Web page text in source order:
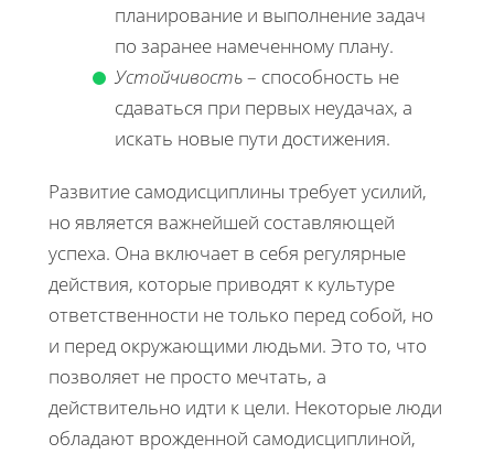
планирование и выполнение задач
по заранее намеченному плану.
Устойчивость– способность не
сдаваться при первых неудачах, а
искать новые пути достижения.
Развитие самодисциплины требует усилий,
но является важнейшей составляющей
успеха. Она включает в себя регулярные
действия, которые приводят к культуре
ответственности не только перед собой, но
и перед окружающими людьми. Это то, что
позволяет не просто мечтать, а
действительно идти к цели. Некоторые люди
обладают врожденной самодисциплиной,